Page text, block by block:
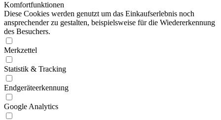
Komfortfunktionen
Diese Cookies werden genutzt um das Einkaufserlebnis noch
ansprechender zu gestalten, beispielsweise für die Wiedererkennung
des Besuchers.
Merkzettel
Statistik & Tracking
Endgeräteerkennung
Google Analytics